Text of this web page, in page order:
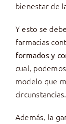
bienestar de
Y esto se
farmacias
formados y
cual,
modelo que
circunstancias.
Además, la